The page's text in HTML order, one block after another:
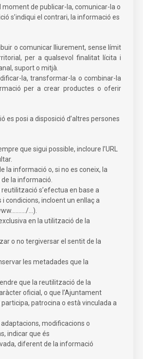
moment de publicar-la, comunicar-la o
s’indiqui el contrari, la informació es
o comunicar lliurement, sense límit
per a qualsevol finalitat lícita i
suport o mitjà.
la, transformar-la o combinar-la
per a crear productes o oferir
es posi a disposició d’altres persones
que sigui possible, incloure l’URL
la informació o, si no es coneix, la
la informació.
s’efectua en base a
condicions, incloent un enllaç a
...).
en la utilització de la
o no tergiversar el sentit de la
les metadades que la
que la reutilització de la
oficial, o que l’Ajuntament
participa, patrocina o està vinculada a
adaptacions, modificacions o
indicar que és
diferent de la informació